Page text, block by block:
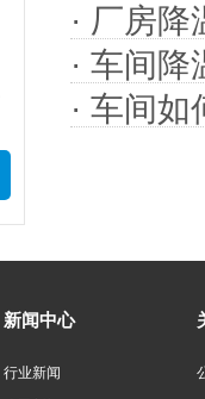
· 厂房降
· 车间降
· 车间如
新闻中心
行业新闻